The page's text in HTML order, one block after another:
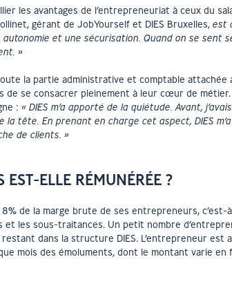
les avantages de l’entrepreneuriat à ceux du
gérant de JobYourself et DIES Bruxelles, est
autonomie et une sécurisation. Quand on se sent
»
la partie administrative et comptable
de se consacrer pleinement à leur cœur de
: « DIES m’a apporté de la quiétude. Avant,
la tête. En prenant en charge cet aspect, DIES
de clients. »
EST-ELLE RÉMUNÉRÉE ?
de la marge brute de ses entrepreneurs, c’est-
et les sous-traitances. Un petit nombre
dans la structure DIES. L’entrepreneur est
mois des émoluments, dont le montant varie en